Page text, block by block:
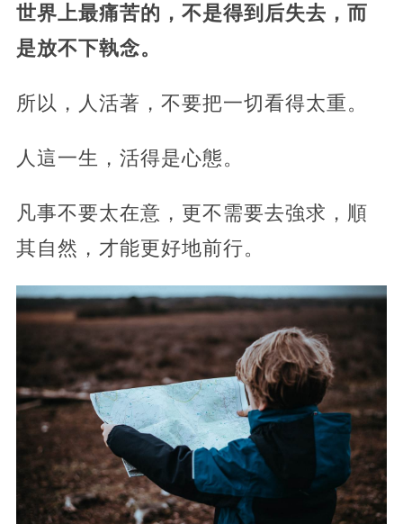
世界上最痛苦的，不是得到后失去，而
是放不下執念。
所以，人活著，不要把一切看得太重。
人這一生，活得是心態。
凡事不要太在意，更不需要去強求，順
其自然，才能更好地前行。